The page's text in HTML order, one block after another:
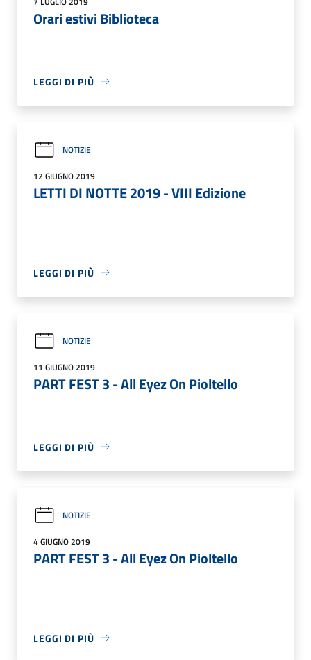
Orari estivi Biblioteca
LEGGI DI PIÙ
NOTIZIE
12 GIUGNO 2019
LETTI DI NOTTE 2019 - VIII Edizione
LEGGI DI PIÙ
NOTIZIE
11 GIUGNO 2019
PART FEST 3 - All Eyez On Pioltello
LEGGI DI PIÙ
NOTIZIE
4 GIUGNO 2019
PART FEST 3 - All Eyez On Pioltello
LEGGI DI PIÙ